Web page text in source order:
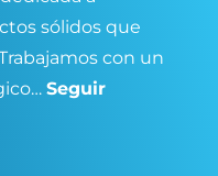
sólidos que
con un
Seguir